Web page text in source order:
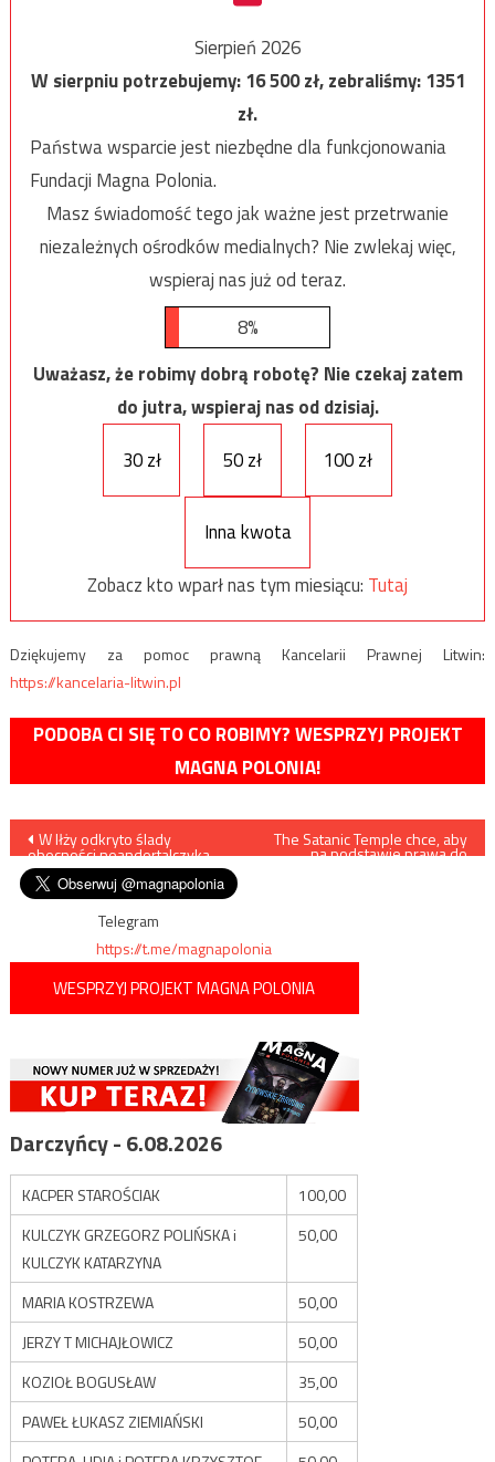
Sierpień 2026
W sierpniu potrzebujemy:16 500zł, zebraliśmy:1351
zł.
Państwa wsparcie jest niezbędne dla funkcjonowania
Fundacji Magna Polonia.
Masz świadomość tego jak ważne jest przetrwanie
niezależnych ośrodków medialnych? Nie zwlekaj więc,
wspieraj nas już od teraz.
8%
Uważasz, że robimy dobrą robotę? Nie czekaj zatem
do jutra, wspieraj nas od dzisiaj.
30 zł
50 zł 100 zł
Inna kwota
Zobacz kto wparł nas tym miesiącu: Tutaj
Dziękujemy za pomoc prawną Kancelarii Prawnej Litwin:
https://kancelaria-litwin.pl
PODOBA CI SIĘ TO CO ROBIMY? WESPRZYJ PROJEKT
MAGNA POLONIA!
Nawigacja
wpisu
W Iłży odkryto ślady
obecności neandertalczyka
The Satanic Temple chce, aby
na podstawie prawa do
Telegram
https://t.me/magnapolonia
WESPRZYJ PROJEKT MAGNA POLONIA
Darczyńcy - 6.08.2026
KACPER STAROŚCIAK
100,00
KULCZYK GRZEGORZ POLIŃSKA i
KULCZYK KATARZYNA
50,00
MARIA KOSTRZEWA
50,00
JERZY T MICHAJŁOWICZ
50,00
KOZIOŁ BOGUSŁAW
35,00
PAWEŁ ŁUKASZ ZIEMIAŃSKI
50,00